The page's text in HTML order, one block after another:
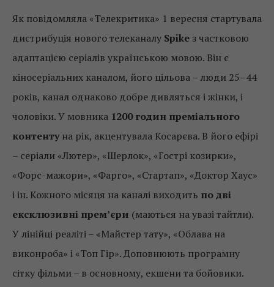
Як повідомляла «Телекритика» 1 вересня стартувала
дистрибуція нового телеканалу Spike з частковою
адаптацією серіалів українською мовою. Він є
кіносеріальних каналом, його цільова – люди 25–44
років, канал однаково добре дивляться і жінки, і
чоловіки. У мовника 1200 годин преміального
контентуна рік, акцентувала Косарєва. В його ефірі
– серіали «Лютер», «Шерлок», «Гострі козирки»,
«Форс-мажори», «Фарго», «Стартап», «Доктор Хаус»
і ін. Кожного місяця на каналі виходить по дві
ексклюзивні прем’єри (маються на увазі тайтли).
У лінійці реаліті – «Майстер тату», «Облава на
виконроба» і «Топ Гір». Доповнюють програмну
сітку фільми – в основному, екшени та бойовики.